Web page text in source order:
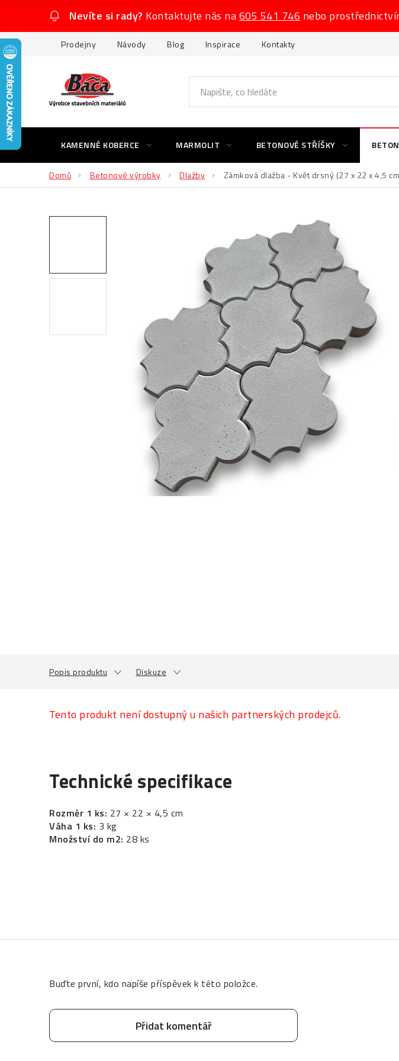
obsah
Nevíte si rady? Kontaktujte nás na605 541 746 nebo
Prodejny Návody Blog Inspirace Kontakty
KAMENNÉ KOBERCE MARMOLIT BETONOVÉ STŘÍŠKY
Domů Betonové výrobky Dlažby Zámková dlažba - Květ drsný (27 x 22 x 4,5
Popis produktu Diskuze
Tento produkt není dostupný u našich partnerských prodejců.
Technické specifikace
Rozměr 1 ks: 27 × 22 × 4,5 cm
Váha 1 ks: 3 kg
Množství do m2: 28 ks
Buďte první, kdo napíše příspěvek k této položce.
Přidat komentář